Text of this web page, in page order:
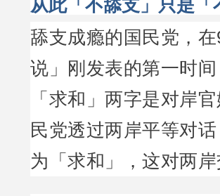
从此「不舔支」只是「
舔支成瘾的国民党，
说」刚发表的第一时
「求和」两字是对岸
民党透过两岸平等对
为「求和」，这对两